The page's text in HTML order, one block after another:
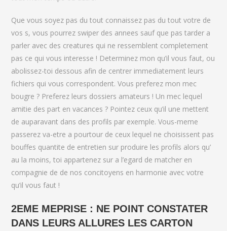
Que vous soyez pas du tout connaissez pas du tout votre de
vos s, vous pourrez swiper des annees sauf que pas tarder a
parler avec des creatures qui ne ressemblent completement
pas ce qui vous interesse ! Determinez mon qu’il vous faut, ou
abolissez-toi dessous afin de centrer immediatement leurs
fichiers qui vous correspondent. Vous preferez mon mec
bougre ? Preferez leurs dossiers amateurs ! Un mec lequel
amitie des part en vacances ? Pointez ceux qu’il une mettent
de auparavant dans des profils par exemple. Vous-meme
passerez va-etre a pourtour de ceux lequel ne choisissent pas
bouffes quantite de entretien sur produire les profils alors qu’
au la moins, toi appartenez sur a l’egard de matcher en
compagnie de de nos concitoyens en harmonie avec votre
qu’il vous faut !
2EME MEPRISE : NE POINT CONSTATER
DANS LEURS ALLURES LES CARTON